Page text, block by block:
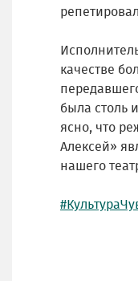
качестве
была столь
ясно, что
Алексей»
нашего